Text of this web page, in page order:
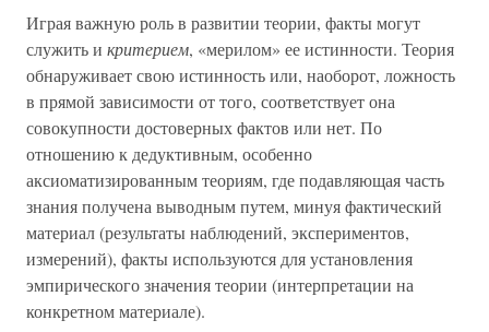
Играя важную роль в развитии теории, факты могут
служить и критерием, «мерилом» ее истинности. Теория
обнаруживает свою истинность или, наоборот, ложность
в прямой зависимости от того, соответствует она
совокупности достоверных фактов или нет. По
отношению к дедуктивным, особенно
аксиоматизированным теориям, где подавляющая часть
знания получена выводным путем, минуя фактический
материал (результаты наблюдений, экспериментов,
измерений), факты используются для установления
эмпирического значения теории (интерпретации на
конкретном материале).